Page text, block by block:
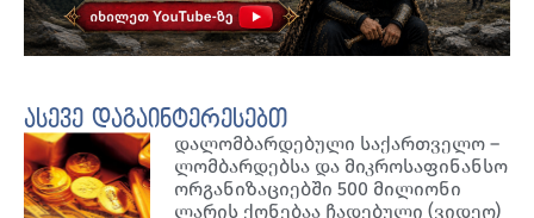
ასევე დაგაინტერესებთ
დალომბარდებული საქართველო –
ლომბარდებსა და მიკროსაფინანსო
ორგანიზაციებში 500 მილიონი
ლარის ქონებაა ჩადებული (ვიდეო)